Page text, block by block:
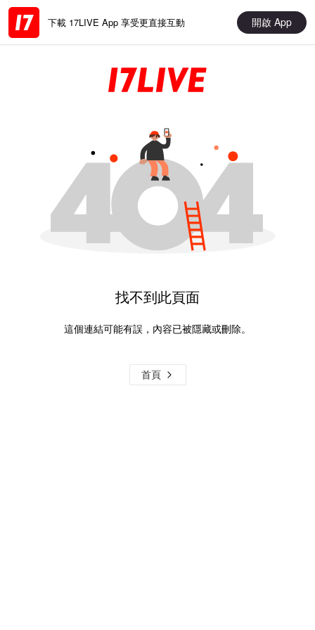
下載 17LIVE App 享受更直接互動 開啟 App
找不到此頁面
這個連結可能有誤，內容已被隱藏或刪除。
首頁